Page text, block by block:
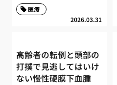
2026.03.31
医療
高齢者の転倒と頭部の
打撲で見逃してはいけ
ない慢性硬膜下血腫